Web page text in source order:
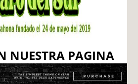
NUESTRA PAGINA